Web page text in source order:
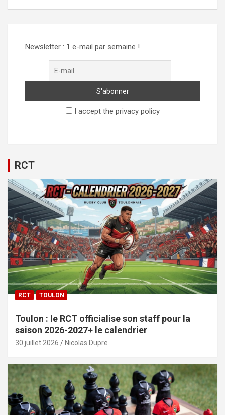
Newsletter : 1 e-mail par semaine !
I accept the privacy policy
RCT
RCT TOULON
Toulon : le RCT officialise son staff pour la
saison 2026-2027+ le calendrier
30 juillet 2026 Nicolas Dupre